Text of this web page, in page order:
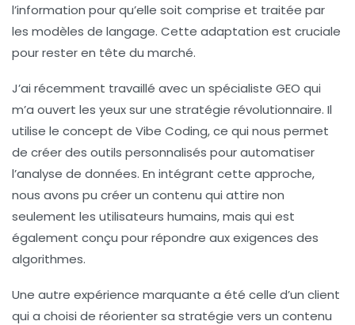
l’information pour qu’elle soit comprise et traitée par
les modèles de langage. Cette adaptation est cruciale
pour rester en tête du marché.
J’ai récemment travaillé avec un spécialiste GEO qui
m’a ouvert les yeux sur une stratégie révolutionnaire. Il
utilise le concept de Vibe Coding, ce qui nous permet
de créer des outils personnalisés pour automatiser
l’analyse de données. En intégrant cette approche,
nous avons pu créer un contenu qui attire non
seulement les utilisateurs humains, mais qui est
également conçu pour répondre aux exigences des
algorithmes.
Une autre expérience marquante a été celle d’un client
qui a choisi de réorienter sa stratégie vers un contenu